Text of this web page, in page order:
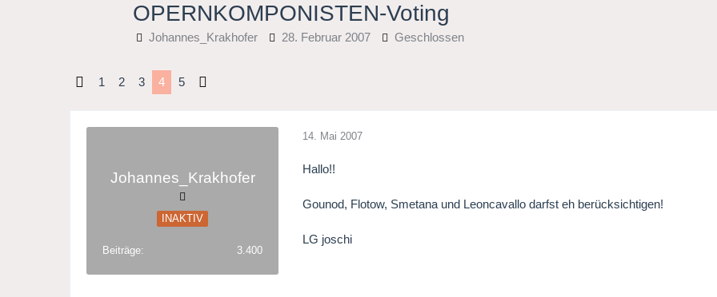
OPERNKOMPONISTEN-Voting
Johannes_Krakhofer 28. Februar 2007 Geschlossen
1 2 3 4 5
Johannes_Krakhofer
INAKTIV
Beiträge 3.400
14. Mai 2007
Hallo!!
Gounod, Flotow, Smetana und Leoncavallo darfst eh berücksichtigen!
LG joschi